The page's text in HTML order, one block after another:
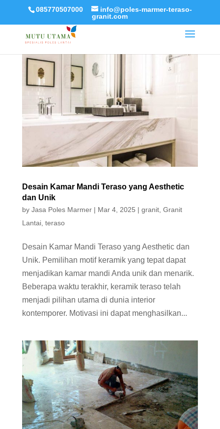
085770507000
info@poles-marmer-teraso-
granit.com
Desain Kamar Mandi Teraso yang Aesthetic
dan Unik
by Jasa Poles Marmer| Mar 4, 2025 | granit, Granit
Lantai, teraso
Desain Kamar Mandi Teraso yang Aesthetic dan
Unik. Pemilihan motif keramik yang tepat dapat
menjadikan kamar mandi Anda unik dan menarik.
Beberapa waktu terakhir, keramik teraso telah
menjadi pilihan utama di dunia interior
kontemporer. Motivasi ini dapat menghasilkan...